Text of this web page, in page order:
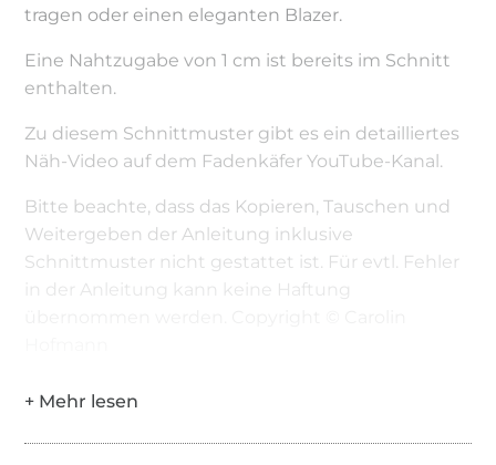
tragen oder einen eleganten Blazer.
Eine Nahtzugabe von 1 cm ist bereits im Schnitt
enthalten.
Zu diesem Schnittmuster gibt es ein detailliertes
Näh-Video auf dem Fadenkäfer YouTube-Kanal.
Bitte beachte, dass das Kopieren, Tauschen und
Weitergeben der Anleitung inklusive
Schnittmuster nicht gestattet ist. Für evtl. Fehler
in der Anleitung kann keine Haftung